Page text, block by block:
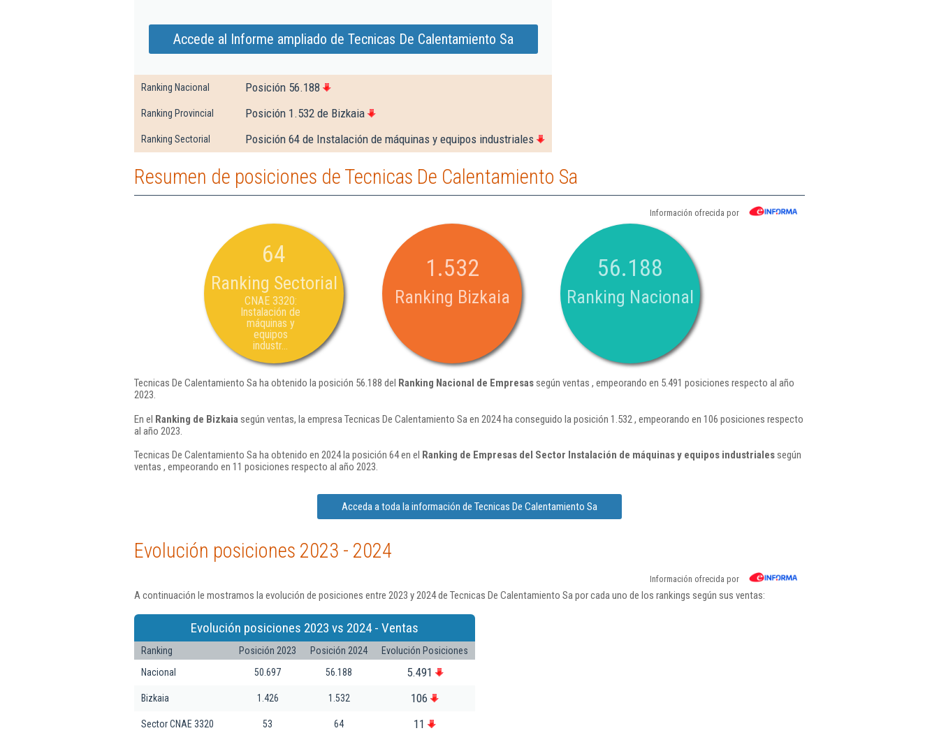
Accede al Informe ampliado de Tecnicas De Calentamiento Sa
Ranking Nacional Posición 56.188
Ranking Provincial Posición 1.532 de Bizkaia
Ranking Sectorial Posición 64 de Instalación de máquinas y equipos industriales
Resumen de posiciones de Tecnicas De Calentamiento Sa
Información ofrecida por
64
Ranking Sectorial
CNAE 3320:
Instalación de
máquinas y
equipos
industr...
1.532
Ranking Bizkaia
56.188
Ranking Nacional
Tecnicas De Calentamiento Sa ha obtenido la posición 56.188 del Ranking Nacional de Empresassegún ventas , empeorando en 5.491 posiciones respecto al año
2023.
En el Ranking de Bizkaia según ventas, la empresa Tecnicas De Calentamiento Sa en 2024 ha conseguido la posición 1.532 , empeorando en 106 posiciones respecto
al año 2023.
Tecnicas De Calentamiento Sa ha obtenido en 2024 la posición 64 en el Ranking de Empresas del Sector Instalación de máquinas y equipos industrialessegún
ventas , empeorando en 11 posiciones respecto al año 2023.
Acceda a toda la información de Tecnicas De Calentamiento Sa
Evolución posiciones 2023 - 2024
Información ofrecida por
A continuación le mostramos la evolución de posiciones entre 2023 y 2024 de Tecnicas De Calentamiento Sa por cada uno de los rankings según sus ventas:
Evolución posiciones 2023 vs 2024 - Ventas
Ranking Posición 2023 Posición 2024
Evolución Posiciones
Nacional
50.697 56.188 5.491
Bizkaia 1.426 1.532 106
Sector CNAE 3320 53 64 11